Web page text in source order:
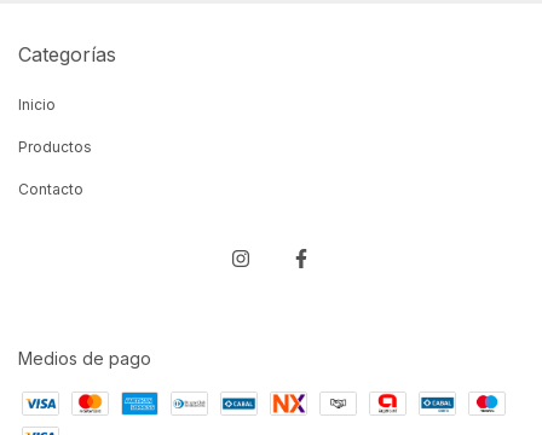
Categorías
Inicio
Productos
Contacto
Medios de pago